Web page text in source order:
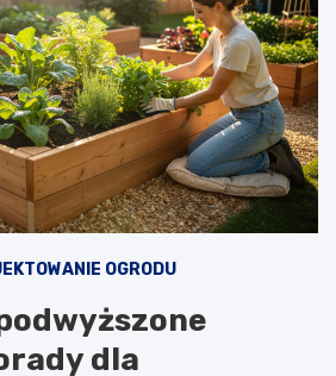
OGRODU
dla